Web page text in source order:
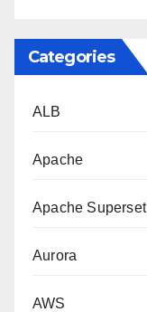
Categories
ALB
Apache
Apache Superset
Aurora
AWS